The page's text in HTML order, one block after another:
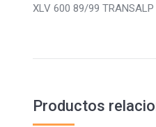
XLV 600 89/99
Productos